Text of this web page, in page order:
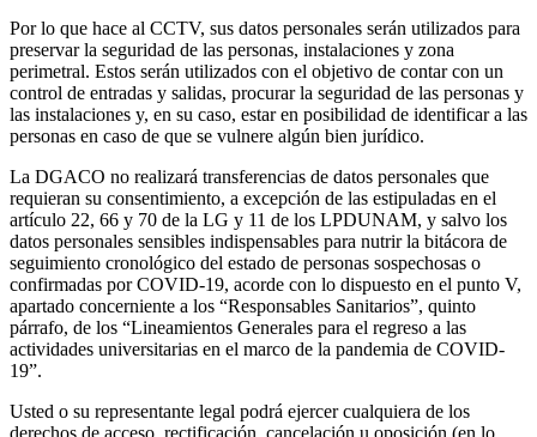
Por lo que hace al CCTV, sus datos personales serán utilizados para
preservar la seguridad de las personas, instalaciones y zona
perimetral. Estos serán utilizados con el objetivo de contar con un
control de entradas y salidas, procurar la seguridad de las personas y
las instalaciones y, en su caso, estar en posibilidad de identificar a las
personas en caso de que se vulnere algún bien jurídico.
La DGACO no realizará transferencias de datos personales que
requieran su consentimiento, a excepción de las estipuladas en el
artículo 22, 66 y 70 de la LG y 11 de los LPDUNAM, y salvo los
datos personales sensibles indispensables para nutrir la bitácora de
seguimiento cronológico del estado de personas sospechosas o
confirmadas por COVID-19, acorde con lo dispuesto en el punto V,
apartado concerniente a los “Responsables Sanitarios”, quinto
párrafo, de los “Lineamientos Generales para el regreso a las
actividades universitarias en el marco de la pandemia de COVID-
19”.
Usted o su representante legal podrá ejercer cualquiera de los